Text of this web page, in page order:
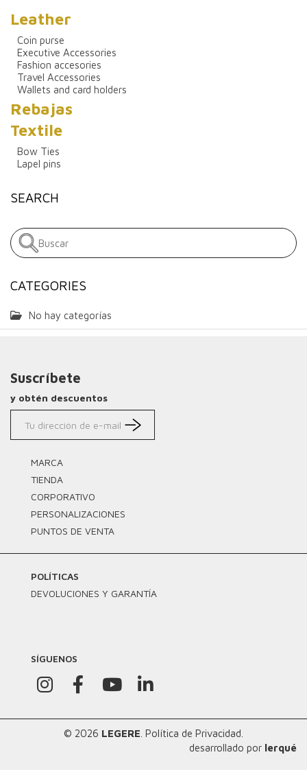
Leather
Coin purse
Executive Accessories
Fashion accesories
Travel Accessories
Wallets and card holders
Rebajas
Textile
Bow Ties
Lapel pins
SEARCH
CATEGORIES
No hay categorías
Suscríbete
y obtén descuentos
MARCA
TIENDA
CORPORATIVO
PERSONALIZACIONES
PUNTOS DE VENTA
POLÍTICAS
DEVOLUCIONES Y GARANTÍA
SÍGUENOS
© 2026 LEGERE Política de Privacidad.
desarrollado por lerqué